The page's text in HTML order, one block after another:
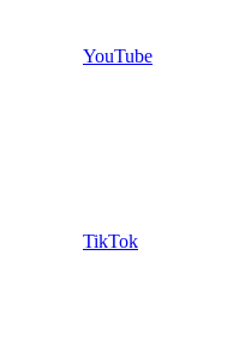
YouTube
TikTok